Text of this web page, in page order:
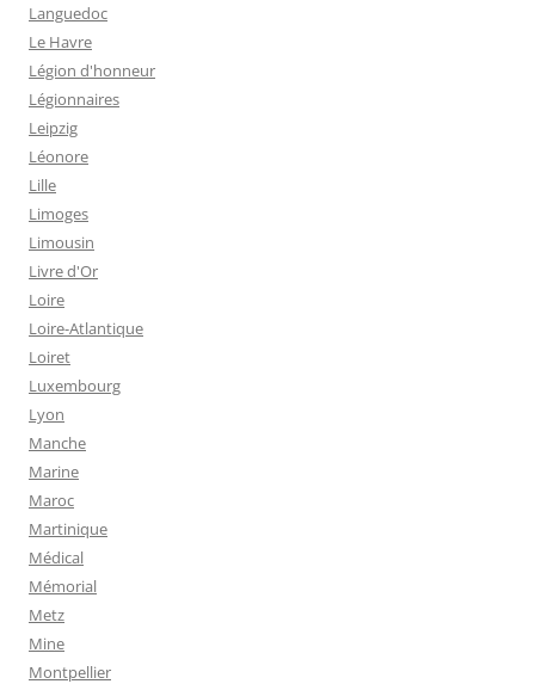
Languedoc
Le Havre
Légion d'honneur
Légionnaires
Leipzig
Léonore
Lille
Limoges
Limousin
Livre d'Or
Loire
Loire-Atlantique
Loiret
Luxembourg
Lyon
Manche
Marine
Maroc
Martinique
Médical
Mémorial
Metz
Mine
Montpellier